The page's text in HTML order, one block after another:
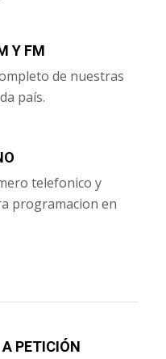
Y FM
de nuestras
país.
telefonico y
programacion en
PETICIÓN